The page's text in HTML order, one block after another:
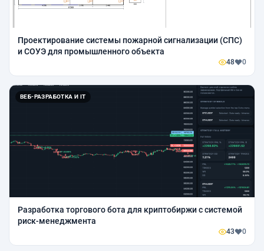
Проектирование системы пожарной сигнализации (СПС)
и СОУЭ для промышленного объекта
48 0
ВЕБ-РАЗРАБОТКА И IT
Разработка торгового бота для криптобиржи с системой
риск-менеджмента
43 0